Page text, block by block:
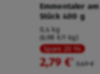
Emmentaler am
Stück 400 g
0,4 kg
(6,98 €/1 kg)
Spare 20 %
2,79 €² 3,49 €